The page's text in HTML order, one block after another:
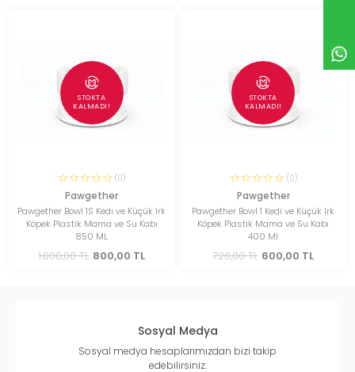
STOKTA
KALMADI!
(0)
Pawgether
Pawgether Bowl 1S Kedi ve Küçük Irk
Köpek Plastik Mama ve Su Kabı
850 ML
1.000,00 TL 800,00 TL
STOKTA
KALMADI!
(0)
Pawgether
Pawgether Bowl 1 Kedi ve Küçük Irk
Köpek Plastik Mama ve Su Kabı
400 Ml
720,00 TL 600,00 TL
Sosyal Medya
Sosyal medya hesaplarımızdan bizi takip
edebilirsiniz.